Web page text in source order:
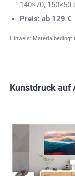
140×70, 150×50
Preis: ab 129 €
Hinweis: Materialbedingt
Kunstdruck auf